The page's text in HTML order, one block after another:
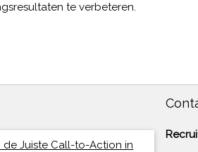
te verbeteren.
de Juiste Call-to-Action in